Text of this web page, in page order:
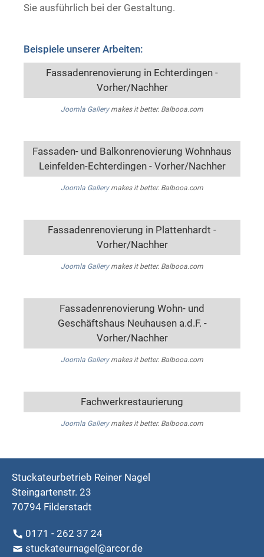
Sie ausführlich bei der Gestaltung.
Beispiele unserer Arbeiten:
Fassadenrenovierung in Echterdingen -
Vorher/Nachher
Joomla Gallerymakes it better. Balbooa.com
Fassaden- und Balkonrenovierung Wohnhaus
Leinfelden-Echterdingen - Vorher/Nachher
Joomla Gallerymakes it better. Balbooa.com
Fassadenrenovierung in Plattenhardt -
Vorher/Nachher
Joomla Gallerymakes it better. Balbooa.com
Fassadenrenovierung Wohn- und
Geschäftshaus Neuhausen a.d.F. -
Vorher/Nachher
Joomla Gallerymakes it better. Balbooa.com
Fachwerkrestaurierung
Joomla Gallerymakes it better. Balbooa.com
Stuckateurbetrieb Reiner Nagel
Steingartenstr. 23
70794 Filderstadt
0171 - 262 37 24
stuckateurnagel@arcor.de